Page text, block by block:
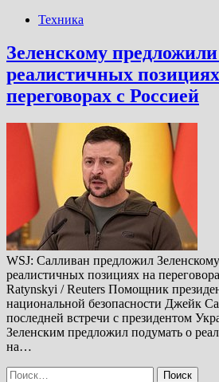
Техника
Зеленскому
реалистичных
переговорах с Россией
WSJ: Салливан предложил
реалистичных позициях на
Ratynskyi / Reuters Помощник
национальной безопасности Джейк
последней встречи с президентом
Зеленским предложил подумать о
на…
Найти: